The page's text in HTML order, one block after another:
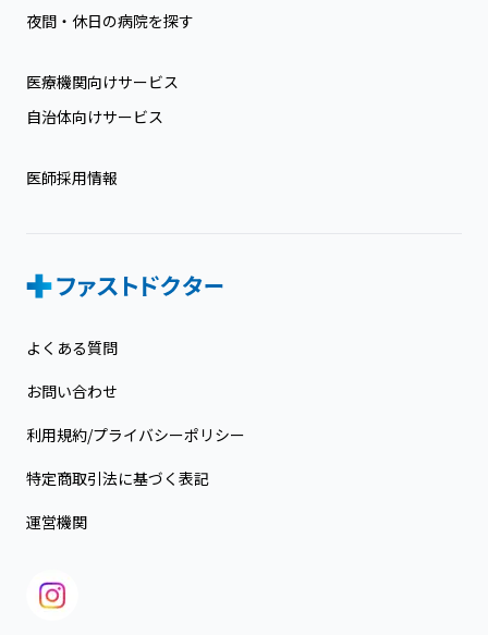
夜間・休日の病院を探す
医療機関向けサービス
自治体向けサービス
医師採用情報
よくある質問
お問い合わせ
利用規約/プライバシーポリシー
特定商取引法に基づく表記
運営機関